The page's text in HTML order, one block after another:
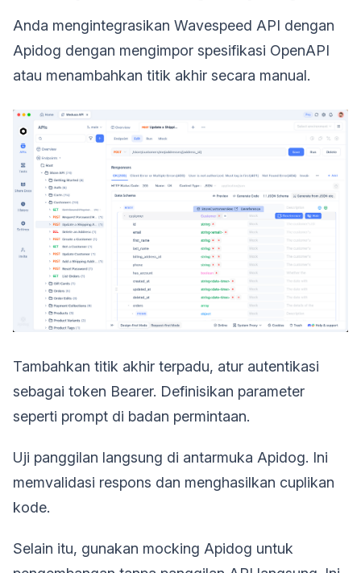
Anda mengintegrasikan Wavespeed API dengan
Apidog dengan mengimpor spesifikasi OpenAPI
atau menambahkan titik akhir secara manual.
Tambahkan titik akhir terpadu, atur autentikasi
sebagai token Bearer. Definisikan parameter
seperti prompt di badan permintaan.
Uji panggilan langsung di antarmuka Apidog. Ini
memvalidasi respons dan menghasilkan cuplikan
kode.
Selain itu, gunakan mocking Apidog untuk